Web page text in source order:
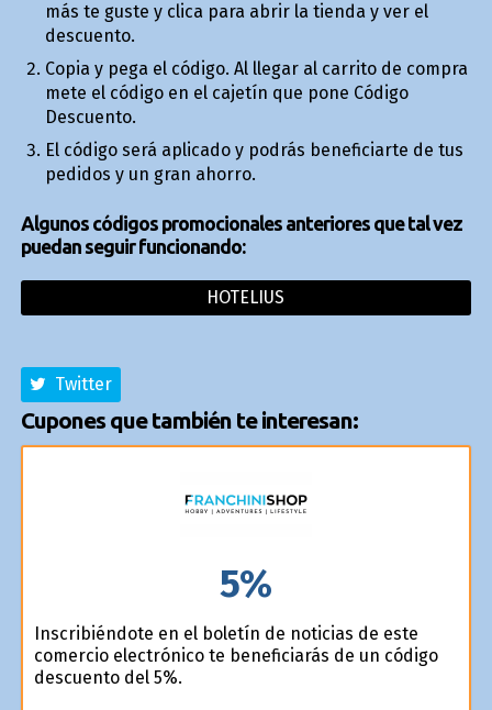
más te guste y clica para abrir la tienda y ver el
descuento.
Copia y pega el código. Al llegar al carrito de compra
mete el código en el cajetín que pone Código
Descuento.
El código será aplicado y podrás beneficiarte de tus
pedidos y un gran ahorro.
Algunos códigos promocionales anteriores que tal vez
puedan seguir funcionando:
HOTELIUS
Twitter
Cupones que también te interesan:
5%
Inscribiéndote en el boletín de noticias de este
comercio electrónico te beneficiarás de un código
descuento del 5%.